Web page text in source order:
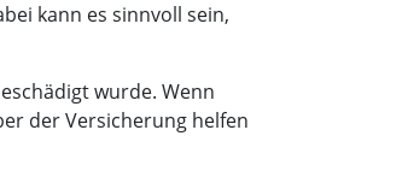
kann es sinnvoll sein,
wurde. Wenn
der Versicherung helfen